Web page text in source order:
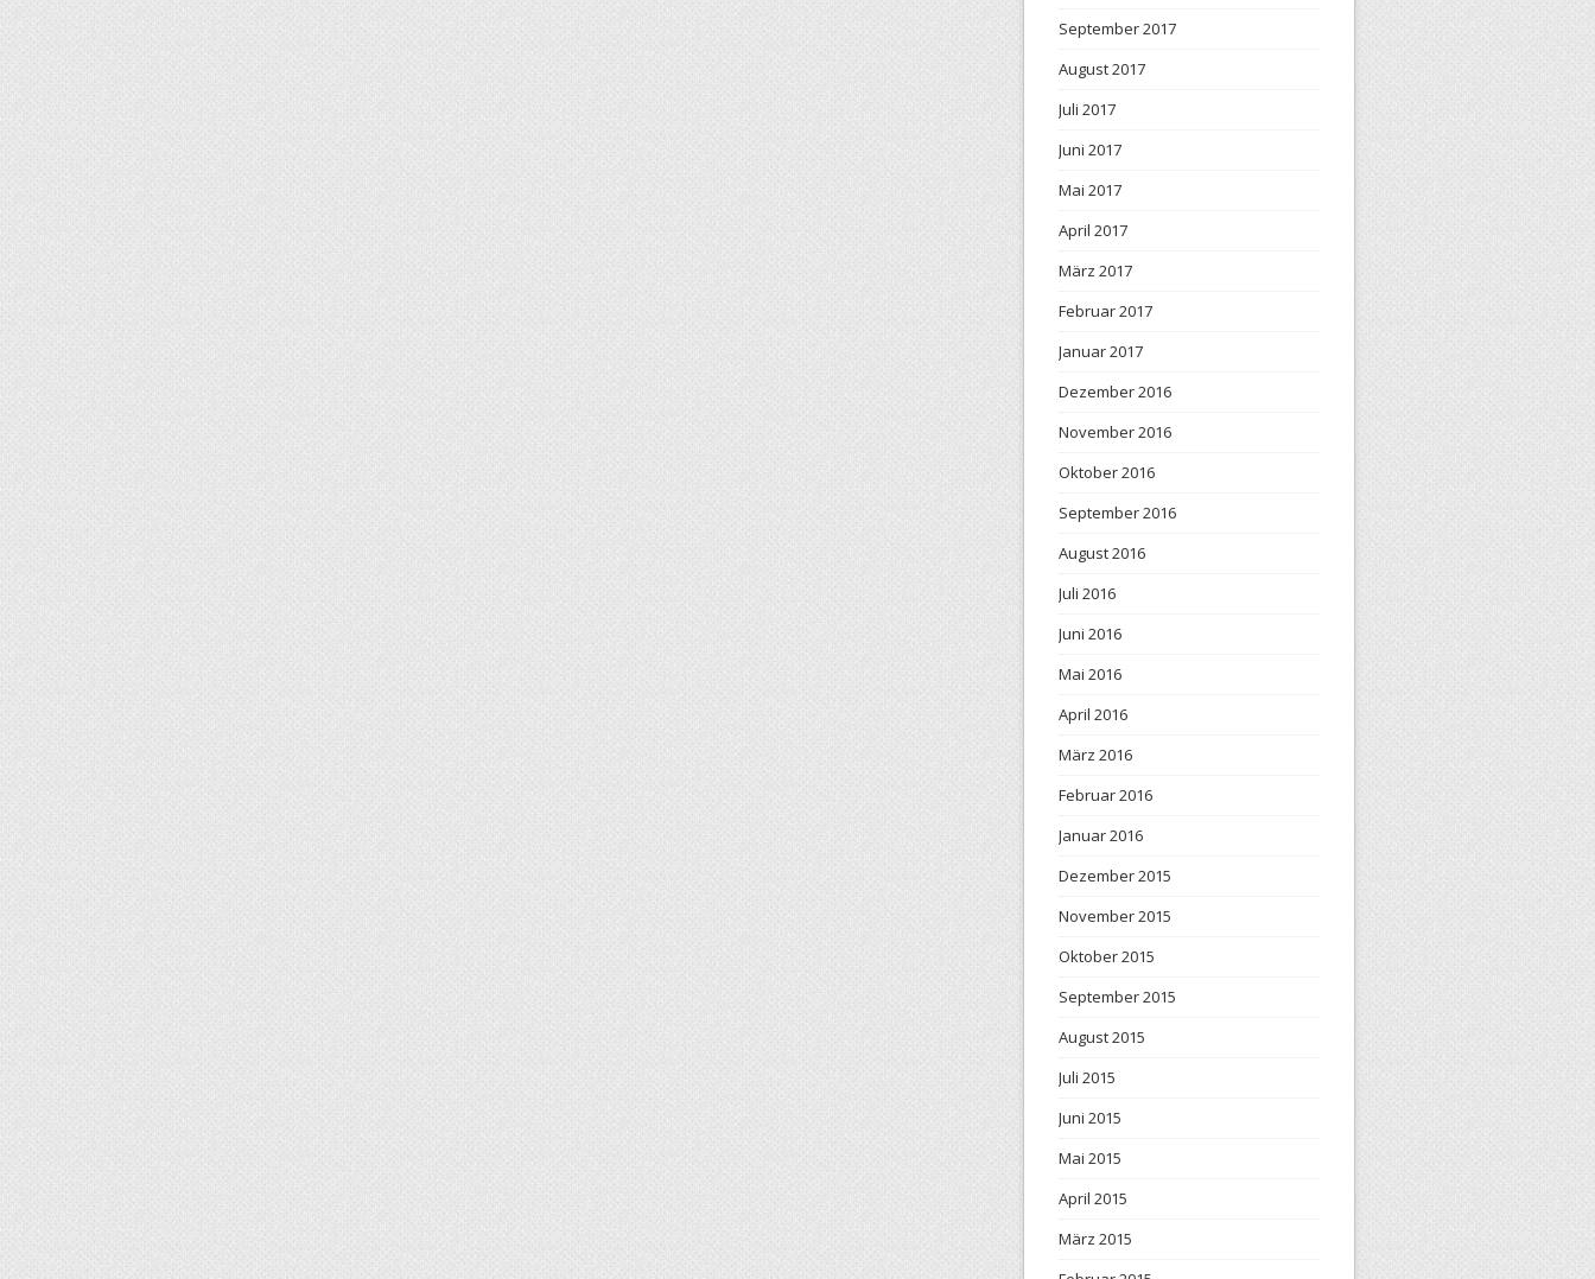
September 2017
August 2017
Juli 2017
Juni 2017
Mai 2017
April 2017
März 2017
Februar 2017
Januar 2017
Dezember 2016
November 2016
Oktober 2016
September 2016
August 2016
Juli 2016
Juni 2016
Mai 2016
April 2016
März 2016
Februar 2016
Januar 2016
Dezember 2015
November 2015
Oktober 2015
September 2015
August 2015
Juli 2015
Juni 2015
Mai 2015
April 2015
März 2015